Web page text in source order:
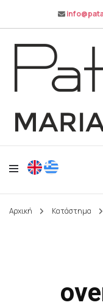
Maria Georgiou
Αρχική Κατάστημα